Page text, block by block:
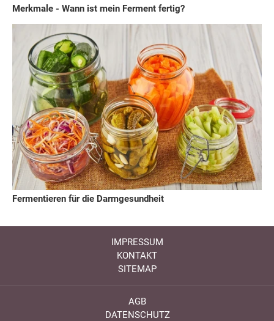
Merkmale - Wann ist mein Ferment fertig?
Fermentieren für die Darmgesundheit
IMPRESSUM
KONTAKT
SITEMAP
AGB
DATENSCHUTZ